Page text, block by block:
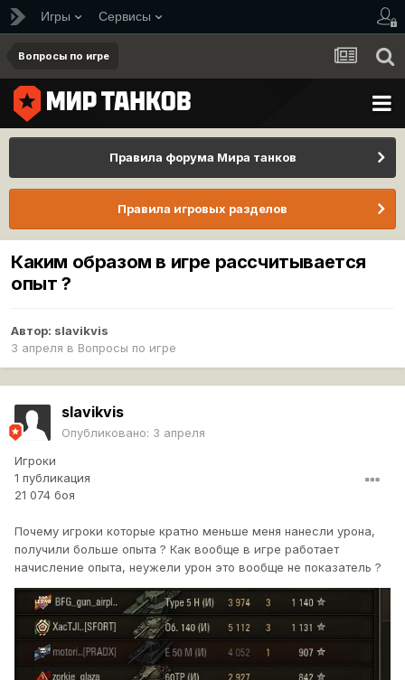
Игры Сервисы
Вопросы по игре
Правила форума Мира танков
Правила игровых разделов
Каким образом в игре рассчитывается
опыт ?
Автор: slavikvis
3 апреля в Вопросы по игре
slavikvis
Опубликовано: 3 апреля
Игроки
1 публикация
21 074 боя
Почему игроки которые кратно меньше меня нанесли урона,
получили больше опыта ? Как вообще в игре работает
начисление опыта, неужели урон это вообще не показатель ?